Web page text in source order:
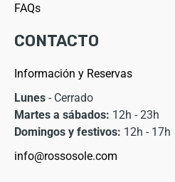
FAQs
CONTACTO
Información y Reservas
Lunes - Cerrado
Martes a sábados: 12h - 23h
Domingos y festivos: 12h - 17h
info@rossosole.com